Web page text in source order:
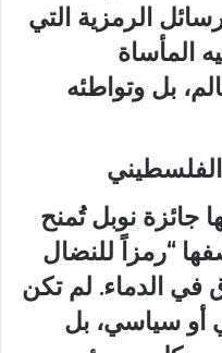
الرمزية التي
المأساة
بل وتواطئه
الفلسطيني
جائزة نوبل تُمنح
“رمزاً للنضال
في الدماء. لم تكن
أو سياسي، بل